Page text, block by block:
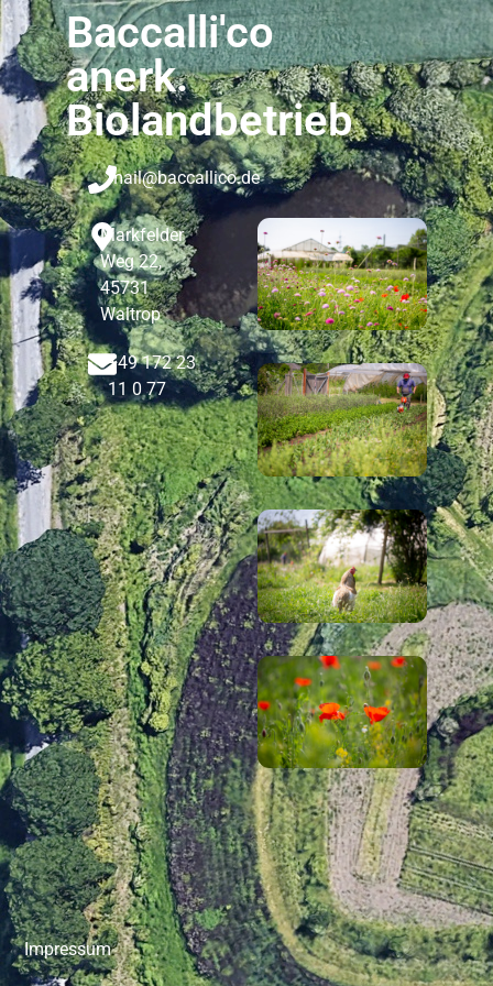
Baccalli'co
anerk.
Biolandbetrieb
mail@baccallico.de
Markfelder
Weg 22,
45731
Waltrop
+49 172 23
11 0 77
Impressum